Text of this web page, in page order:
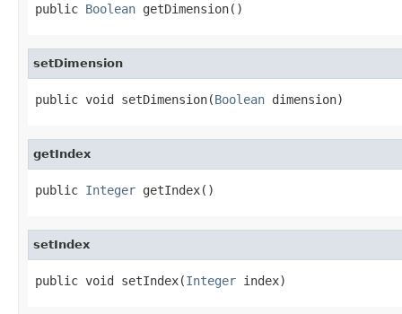
public Boolean getDimension()
setDimension
public void setDimension(Boolean dimension)
getIndex
public Integer getIndex()
setIndex
public void setIndex(Integer index)